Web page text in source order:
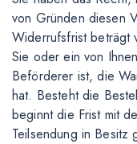
von Gründen diesen
Widerrufsfrist beträgt
Sie oder ein von
Beförderer ist, die
hat. Besteht die
beginnt die Frist mit
Teilsendung in Besitz